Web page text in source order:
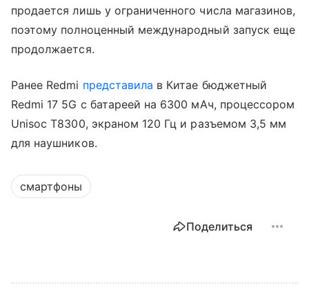
продается лишь у ограниченного числа магазинов,
поэтому полноценный международный запуск еще
продолжается.
Ранее Redmi представила в Китае бюджетный
Redmi 17 5G с батареей на 6300 мАч, процессором
Unisoc T8300, экраном 120 Гц и разъемом 3,5 мм
для наушников.
смартфоны
Поделиться